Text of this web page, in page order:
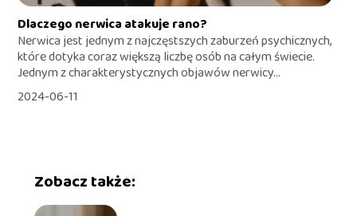
Dlaczego nerwica atakuje rano?
Nerwica jest jednym z najczęstszych zaburzeń psychicznych,
które dotyka coraz większą liczbę osób na całym świecie.
Jednym z charakterystycznych objawów nerwicy...
2024-06-11
Zobacz także: